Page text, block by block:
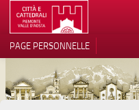
TERRITOIRE
ARCHITECTURE
PAGE PERSONNELLE